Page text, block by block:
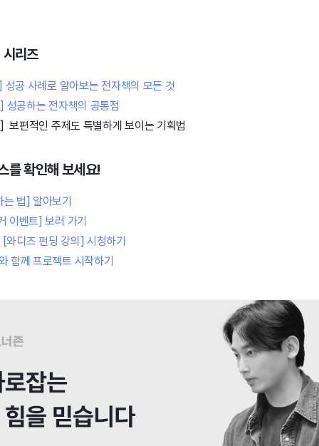
리즈
공 사례로 알아보는 전자책의 모든 것
공하는 전자책의 공통점
편적인 주제도 특별하게 보이는 기획법
를 확인해 보세요!
법] 알아보기
이벤트] 보러 가기
디즈 펀딩 강의] 시청하기
함께 프로젝트 시작하기